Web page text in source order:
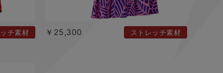
チ素材 ￥25,300 ストレッチ素材